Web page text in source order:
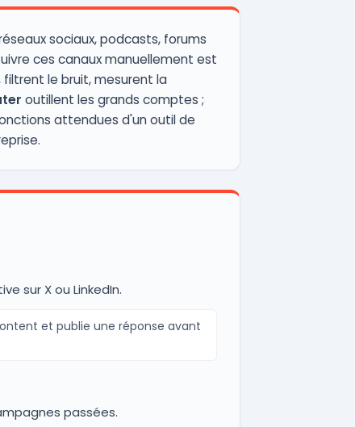
sociaux, podcasts, forums
ces canaux manuellement est
le bruit, mesurent la
outillent les grands comptes ;
attendues d'un outil de
sur X ou LinkedIn.
et publie une réponse avant
passées.